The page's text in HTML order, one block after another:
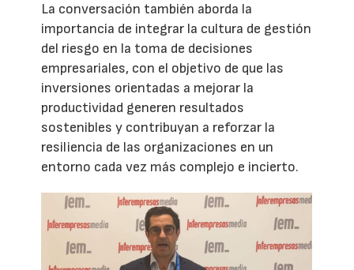
La conversación también aborda la
importancia de integrar la cultura de gestión
del riesgo en la toma de decisiones
empresariales, con el objetivo de que las
inversiones orientadas a mejorar la
productividad generen resultados
sostenibles y contribuyan a reforzar la
resiliencia de las organizaciones en un
entorno cada vez más complejo e incierto.